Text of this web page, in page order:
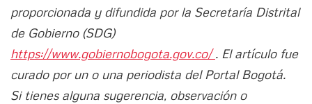
proporcionada y difundida por la Secretaría Distrital
de Gobierno (SDG)
https://www.gobiernobogota.gov.co/. El artículo fue
curado por un o una periodista del Portal Bogotá.
Si tienes alguna sugerencia, observación o